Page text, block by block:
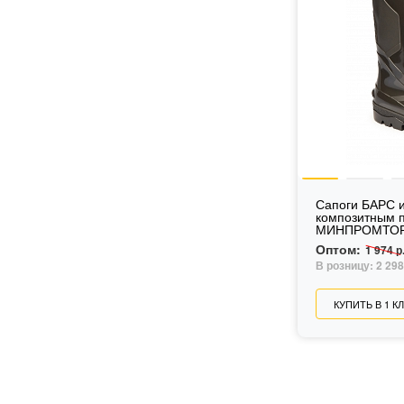
Сапоги БАРС
композитным
Оптом: 1 974 р.
В розницу: 2
КУПИТЬ В 1